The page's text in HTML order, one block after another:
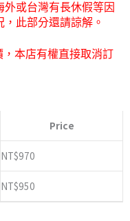
或台灣有長休假等因
此部分還請諒解。
本店有權直接取消訂
Price
NT$970
NT$950